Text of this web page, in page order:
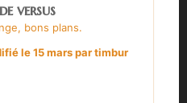
versus
bons plans.
le 15 marspar timbur